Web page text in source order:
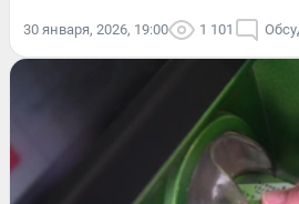
30 января, 2026, 19:00 1 101